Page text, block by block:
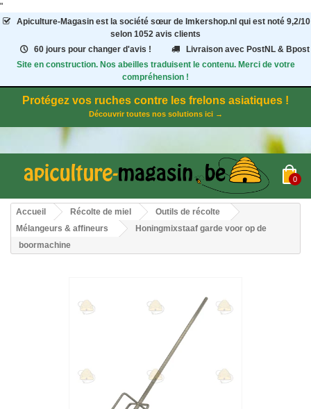
"
Apiculture-Magasinest la société sœur de Imkershop.nl qui est noté 9,2/10
selon 1052 avis clients
60 jours pour changer d'avis !
Livraison avec PostNL & Bpost
Site en construction. Nos abeilles traduisent le contenu. Merci de votre
compréhension !
Protégez vos ruches contre les frelons asiatiques !
Découvrir toutes nos solutions ici →
0
Accueil Récolte de miel
Outils de récolte
Mélangeurs & affineurs
Honingmixstaaf garde voor op de
boormachine